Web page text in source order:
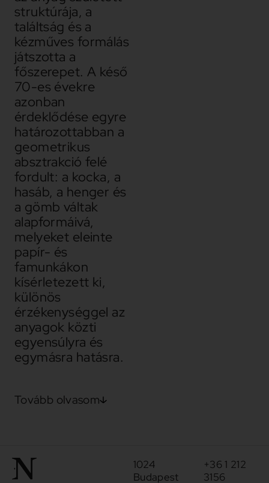
struktúrája, a
találtság és a
kézműves formálás
játszotta a
főszerepet. A késő
70-es évekre
azonban
érdeklődése egyre
határozottabban a
geometrikus
absztrakció felé
fordult: a kocka, a
hasáb, a henger és
a gömb váltak
alapformáivá,
melyeket eleinte
papír- és
famunkákon
kísérletezett ki,
különös
érzékenységgel az
anyagok közti
egyensúlyra és
egymásra hatásra.
Tovább olvasom
1024
Budapest
+36 1 212
3156